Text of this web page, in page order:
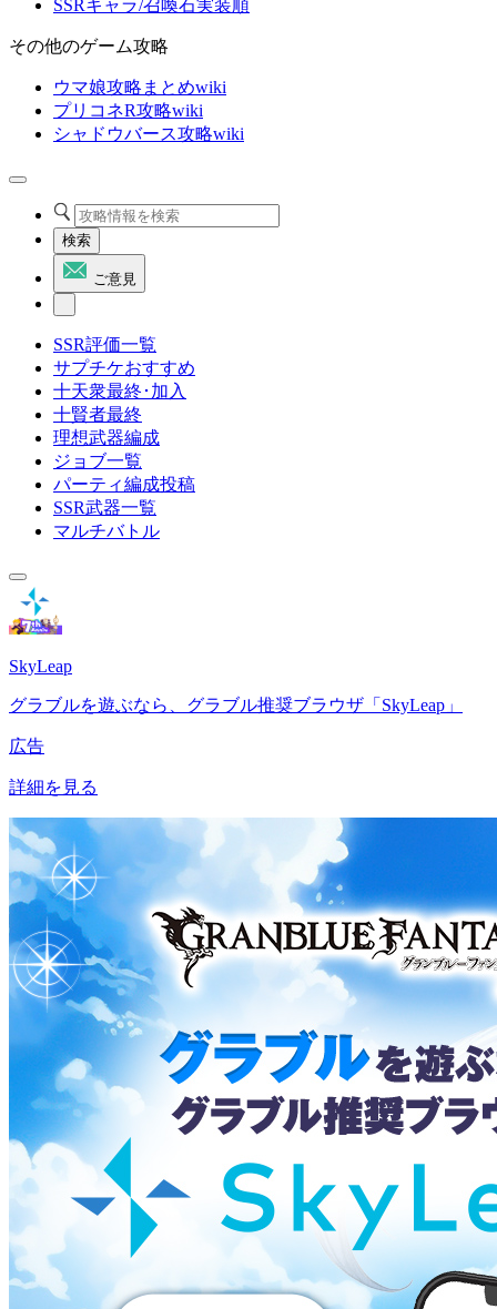
SSRキャラ/召喚石実装順
その他のゲーム攻略
ウマ娘攻略まとめwiki
プリコネR攻略wiki
シャドウバース攻略wiki
検索
ご意見
SSR評価一覧
サプチケおすすめ
十天衆最終･加入
十賢者最終
理想武器編成
ジョブ一覧
パーティ編成投稿
SSR武器一覧
マルチバトル
SkyLeap
グラブルを遊ぶなら、グラブル推奨ブラウザ「SkyLeap」
広告
詳細を見る